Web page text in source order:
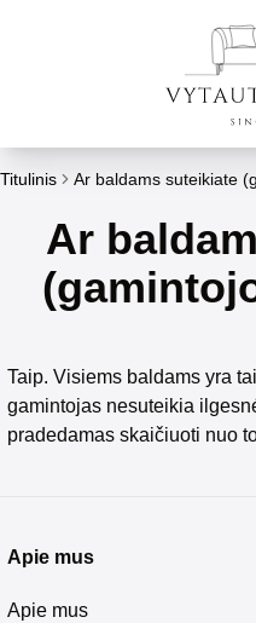
Titulinis Ar baldams suteikiate
Ar
Taip. Visiems baldams yra
gamintojas nesuteikia
pradedamas skaičiuoti nuo
Apie mus
Apie mus